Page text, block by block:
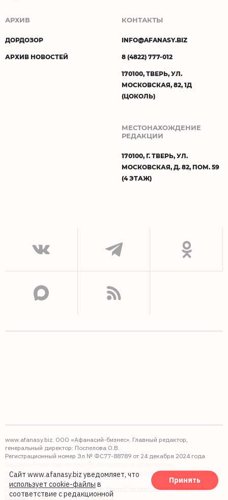
АРХИВ
ДОРДОЗОР
АРХИВ НОВОСТЕЙ
КОНТАКТЫ
INFO@AFANASY.BIZ
8 (4822) 777-012
170100, ТВЕРЬ, УЛ.
МОСКОВСКАЯ, 82, 1Д
(ЦОКОЛЬ)
МЕСТОНАХОЖДЕНИЕ
РЕДАКЦИИ
170100, Г. ТВЕРЬ, УЛ.
МОСКОВСКАЯ, Д. 82, ПОМ. 59
(4 ЭТАЖ)
www.afanasy.biz. ООО «Афанасий-бизнес». Главный редактор,
генеральный директор: Поспелова О.В.
Регистрационный номер Эл № ФС77-88789 от 24 декабря 2024 года
Выдано: Федеральная служба по надзору в сфере связи,
информационных технологий и массовых коммуникаций (Роскомнадзор).
Правопреемником АО "Афанасий-бизнес" является ООО "Афанасий-
бизнес"
Сайт www.afanasy.biz уведомляет, что
использует cookie-файлы в
соответствие с редакционной
Принять